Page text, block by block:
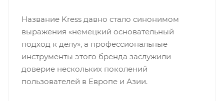
Название Kress давно стало синонимом
выражения «немецкий основательный
подход к делу», а профессиональные
инструменты этого бренда заслужили
доверие нескольких поколений
пользователей в Европе и Азии.